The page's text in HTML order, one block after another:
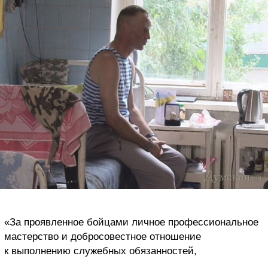
«За проявленное бойцами личное профессиональное
мастерство и добросовестное отношение
к выполнению служебных обязанностей,